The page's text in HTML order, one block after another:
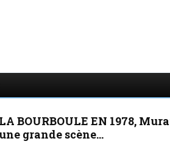
BOURBOULE EN 1978,
grande scène...